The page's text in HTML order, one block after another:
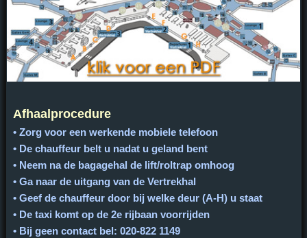
Afhaalprocedure
• Zorg voor een werkende mobiele telefoon
• De chauffeur belt u nadat u geland bent
• Neem na de bagagehal de lift/roltrap omhoog
• Ga naar de uitgang van de Vertrekhal
• Geef de chauffeur door bij welke deur (A-H) u staat
• De taxi komt op de 2e rijbaan voorrijden
• Bij geen contact bel: 020-822 1149